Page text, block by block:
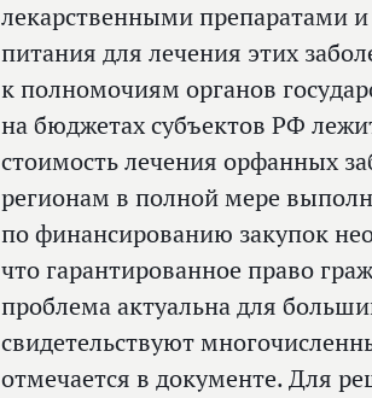
лекарственными препаратами
питания для лечения этих
к полномочиям органов
на бюджетах субъектов РФ
стоимость лечения орфанных
регионам в полной мере
по финансированию закупок
что гарантированное право
проблема актуальна для
свидетельствуют
отмечается в документе. Для